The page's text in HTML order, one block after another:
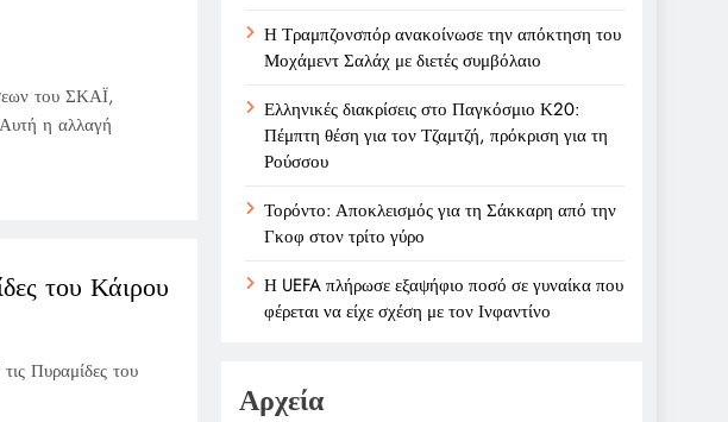
του ΣΚΑΪ,
η αλλαγή
του Κάιρου
Πυραμίδες του
Η Τραμπζονσπόρ ανακοίνωσε την απόκτηση του
Μοχάμεντ Σαλάχ με διετές συμβόλαιο
Ελληνικές διακρίσεις στο Παγκόσμιο Κ20:
Πέμπτη θέση για τον Τζαμτζή, πρόκριση για τη
Ρούσσου
Τορόντο: Αποκλεισμός για τη Σάκκαρη από την
Γκοφ στον τρίτο γύρο
Η UEFA πλήρωσε εξαψήφιο ποσό σε γυναίκα που
φέρεται να είχε σχέση με τον Ινφαντίνο
Αρχεία